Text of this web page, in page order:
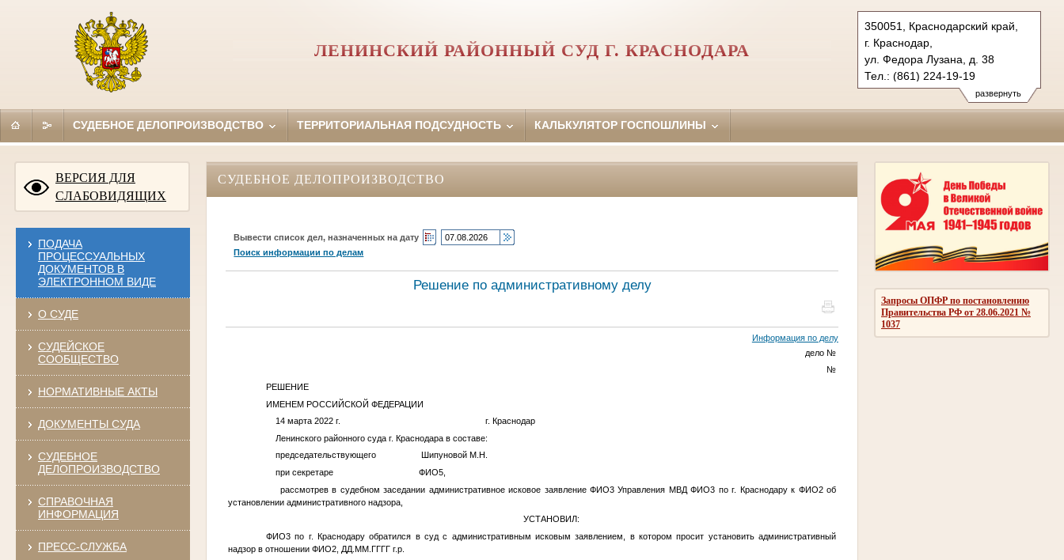
развернуть
350051, Краснодарский край,
г. Краснодар,
ул. Федора Лузана, д. 38
Тел.: (861) 224-19-19
krasnodar-leninsky.krd@sudrf.ru
ЛЕНИНСКИЙ РАЙОННЫЙ СУД Г. КРАСНОДАРА
СУДЕБНОЕ ДЕЛОПРОИЗВОДСТВО ТЕРРИТОРИАЛЬНАЯ ПОДСУДНОСТЬ КАЛЬКУЛЯТОР ГОСПОШЛИНЫ
ВЕРСИЯ ДЛЯ
СЛАБОВИДЯЩИХ
ПОДАЧА
ПРОЦЕССУАЛЬНЫХ
ДОКУМЕНТОВ В
ЭЛЕКТРОННОМ ВИДЕ
О СУДЕ
СУДЕЙСКОЕ
СООБЩЕСТВО
НОРМАТИВНЫЕ АКТЫ
ДОКУМЕНТЫ СУДА
СУДЕБНОЕ
ДЕЛОПРОИЗВОДСТВО
СПРАВОЧНАЯ
ИНФОРМАЦИЯ
ПРЕСС-СЛУЖБА
Запросы ОПФР по постановлению
Правительства РФ от 28.06.2021 №
1037
СУДЕБНОЕ ДЕЛОПРОИЗВОДСТВО
Вывести список дел, назначенных на дату
Поиск информации по делам
Решение по административному делу
Информация по делу
дело №
№
РЕШЕНИЕ
ИМЕНЕМ РОССИЙСКОЙ ФЕДЕРАЦИИ
14 марта 2022 г. г. Краснодар
Ленинского районного суда г. Краснодара в составе:
председательствующего Шипуновой М.Н.
при секретаре ФИО5,
рассмотрев в судебном заседании административное исковое заявление ФИО3Управления МВДФИО3 по г. Краснодару к ФИО2об
установлении административного надзора,
УСТАНОВИЛ:
ФИО3по г. Краснодару обратился в суд с административным исковым заявлением, в котором просит установить административный
надзор в отношении ФИО2, ДД.ММ.ГГГГг.р.